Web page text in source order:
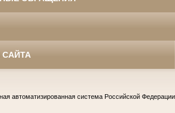
автоматизированная система Российской